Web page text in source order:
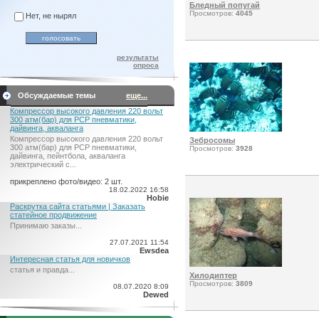
Нет, не нырял
результаты
опроса
Обсуждаемые темы
еще...
Компрессор высокого давления 220 вольт
300 атм(бар) для PCP пневматики,
дайвинга, акваланга
Компрессор высокого давления 220 вольт
300 атм(бар) для PCP пневматики,
дайвинга, пейнтбола, акваланга
электрический c...
прикреплено фото/видео: 2 шт.
18.02.2022 16:58
Hobie
Раскрутка сайта статьями | Заказать
статейное продвижение
Принимаю заказы...
27.07.2021 11:54
Ewsdea
Интересная статья для новичков
статья и правда...
08.07.2020 8:09
Dewed
Бледный попугай
Просмотров: 4045
Зебросомы
Просмотров: 3928
Хилодиптер
Просмотров: 3809